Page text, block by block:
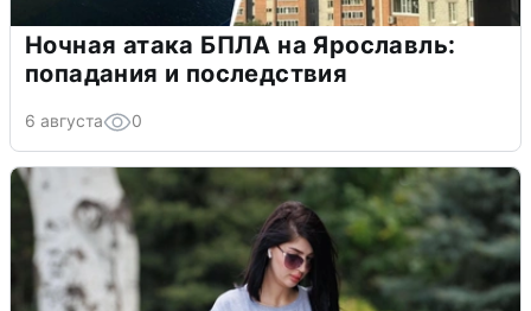
Ночная атака БПЛА на Ярославль:
попадания и последствия
6 августа 0